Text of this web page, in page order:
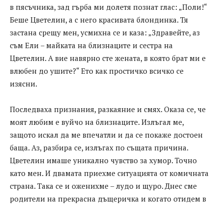
в пясъчника, зад гърба ми долетя познат глас: „Поли!“
Беше Цветелин, а с него красивата блондинка. Тя
застана срещу мен, усмихна се и каза: „Здравейте, аз
съм Ели – майката на близнаците и сестра на
Цветелин. А вие навярно сте жената, в която брат ми е
влюбен до ушите?“ Ето как простичко всичко се
изясни.
Последваха признания, разкаяние и смях. Оказа се, че
моят любим е вуйчо на близнаците. Излъгал ме,
защото искал да ме впечатли и да се покаже достоен
баща. Аз, разбира се, излъгах по същата причина.
Цветелин имаше уникално чувство за хумор. Точно
като мен. И двамата приехме ситуацията от комичната
страна. Така се и оженихме – лудо и щуро. Днес сме
родители на прекрасна дъщеричка и когато отидем в